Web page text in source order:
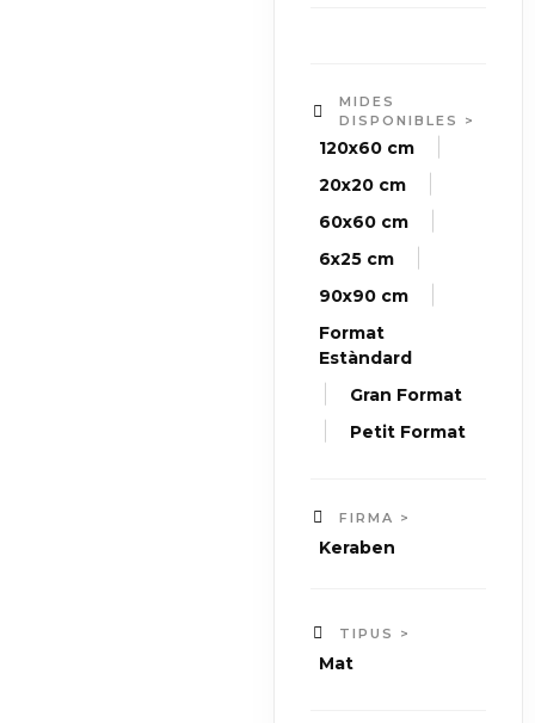
MIDES
DISPONIBLES >
120x60 cm
20x20 cm
60x60 cm
6x25 cm
90x90 cm
Format
Estàndard
Gran Format
Petit Format
FIRMA >
Keraben
TIPUS >
Mat